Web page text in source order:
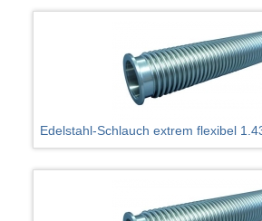
Edelstahl-Schlauch extrem flexibel